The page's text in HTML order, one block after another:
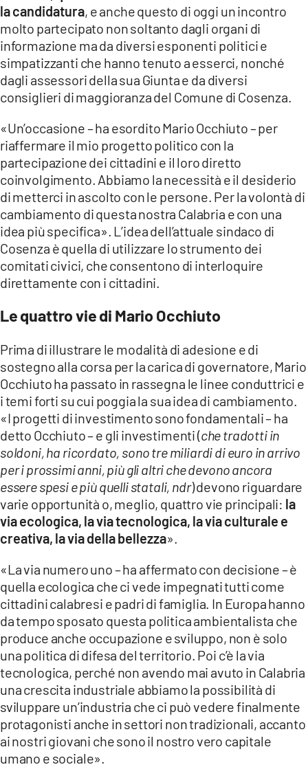
la candidatura, e anche questo di oggi un incontro
molto partecipato non soltanto dagli organi di
informazione ma da diversi esponenti politici e
simpatizzanti che hanno tenuto a esserci, nonché
dagli assessori della sua Giunta e da diversi
consiglieri di maggioranza del Comune di Cosenza.
«Un’occasione – ha esordito Mario Occhiuto – per
riaffermare il mio progetto politico con la
partecipazione dei cittadini e il loro diretto
coinvolgimento. Abbiamo la necessità e il desiderio
di metterci in ascolto con le persone. Per la volontà di
cambiamento di questa nostra Calabria e con una
idea più specifica». L’idea dell’attuale sindaco di
Cosenza è quella di utilizzare lo strumento dei
comitati civici, che consentono di interloquire
direttamente con i cittadini.
Le quattro vie di Mario Occhiuto
Prima di illustrare le modalità di adesione e di
sostegno alla corsa per la carica di governatore, Mario
Occhiuto ha passato in rassegna le linee conduttrici e
i temi forti su cui poggia la sua idea di cambiamento.
«I progetti di investimento sono fondamentali – ha
detto Occhiuto – e gli investimenti (che tradotti in
soldoni, ha ricordato, sono tre miliardi di euro in arrivo
per i prossimi anni, più gli altri che devono ancora
essere spesi e più quelli statali, ndr) devono riguardare
varie opportunità o, meglio, quattro vie principali: la
via ecologica, la via tecnologica, la via culturale e
creativa, la via della bellezza».
«La via numero uno – ha affermato con decisione – è
quella ecologica che ci vede impegnati tutti come
cittadini calabresi e padri di famiglia. In Europa hanno
da tempo sposato questa politica ambientalista che
produce anche occupazione e sviluppo, non è solo
una politica di difesa del territorio. Poi c’è la via
tecnologica, perché non avendo mai avuto in Calabria
una crescita industriale abbiamo la possibilità di
sviluppare un’industria che ci può vedere finalmente
protagonisti anche in settori non tradizionali, accanto
ai nostri giovani che sono il nostro vero capitale
umano e sociale».